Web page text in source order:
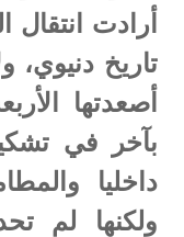
أرادت
تاريخ دنيوي،
أصعدتها
بآخر في
داخليا
ولكنها لم